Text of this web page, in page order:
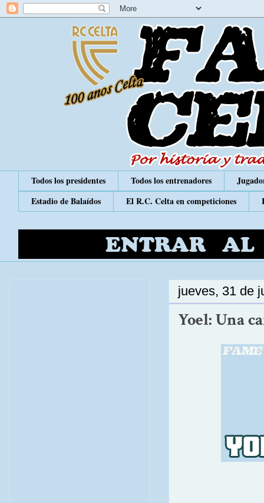
Todos los presidentes Todos los entrenadores
Estadio de Balaídos
El R.C. Celta en competiciones
jueves, 31 de
Yoel: Una